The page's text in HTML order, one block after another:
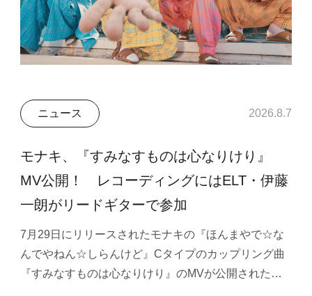
ニュース 2026.8.7
モナキ、『すみなすものは心なりけり』
MV公開！ レコーディングにはELT・伊藤
一朗がリードギターで参加
7月29日にリリースされたモナキの『ほんまやで☆な
んでやねん☆しらんけど』Cタイプのカップリング曲
『すみなすものは心なりけり』のMVが公開された…